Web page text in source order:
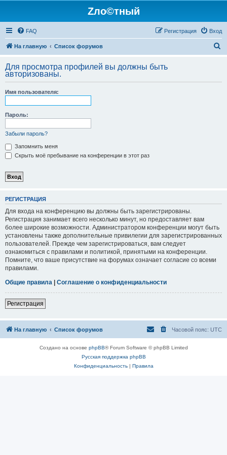
Zло©тный
FAQ Вход
Регистрация
На главную Список форумов
с
Для просмотра профилей вы должны быть
авторизованы.
Имя пользователя:
Пароль:
Забыли пароль?
Запомнить меня
Скрыть моё пребывание на конференции в этот раз
РЕГИСТРАЦИЯ
Для входа на конференцию вы должны быть зарегистрированы.
Регистрация занимает всего несколько минут, но предоставляет вам
более широкие возможности. Администратором конференции могут быть
установлены также дополнительные привилегии для зарегистрированных
пользователей. Прежде чем зарегистрироваться, вам следует
ознакомиться с правилами и политикой, принятыми на конференции.
Помните, что ваше присутствие на форумах означает согласие со всеми
правилами.
Общие правила | Соглашение о конфиденциальности
Регистрация
На главную Список форумов Часовой пояс: UTC
Создано на основе phpBB® Forum Software © phpBB Limited
Русская поддержка phpBB
Конфиденциальность| Правила